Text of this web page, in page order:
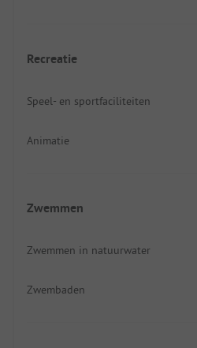
Recreatie
Speel- en sportfaciliteiten
Animatie
Zwemmen
Zwemmen in natuurwater
Zwembaden